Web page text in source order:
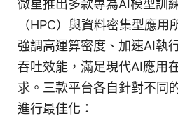
微星推出多款專為AI模型訓
（HPC）與資料密集型應用
強調高運算密度、加速AI執
吞吐效能，滿足現代AI應用
求。三款平台各自針對不同
進行最佳化：